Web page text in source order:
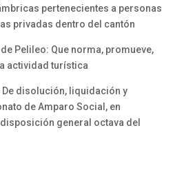
pertenecientes a personas
privadas dentro del cantón
Pelileo: Que norma, promueve,
actividad turística
De disolución, liquidación y
de Amparo Social, en
general octava del